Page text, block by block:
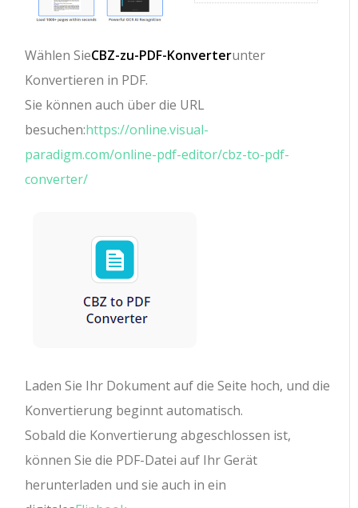
Wählen SieCBZ-zu-PDF-Konverterunter
Konvertieren in PDF.
Sie können auch über die URL
besuchen:https://online.visual-
paradigm.com/online-pdf-editor/cbz-to-pdf-
converter/
Laden Sie Ihr Dokument auf die Seite hoch, und die
Konvertierung beginnt automatisch.
Sobald die Konvertierung abgeschlossen ist,
können Sie die PDF-Datei auf Ihr Gerät
herunterladen und sie auch in ein